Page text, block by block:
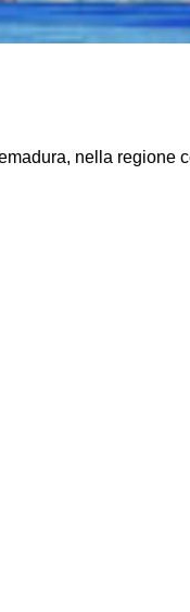
nella regione